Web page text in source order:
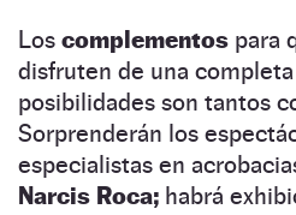
Los complementos para
disfruten de una
posibilidades son tantos
Sorprenderán los
especialistas en
Narcis Roca; habrá